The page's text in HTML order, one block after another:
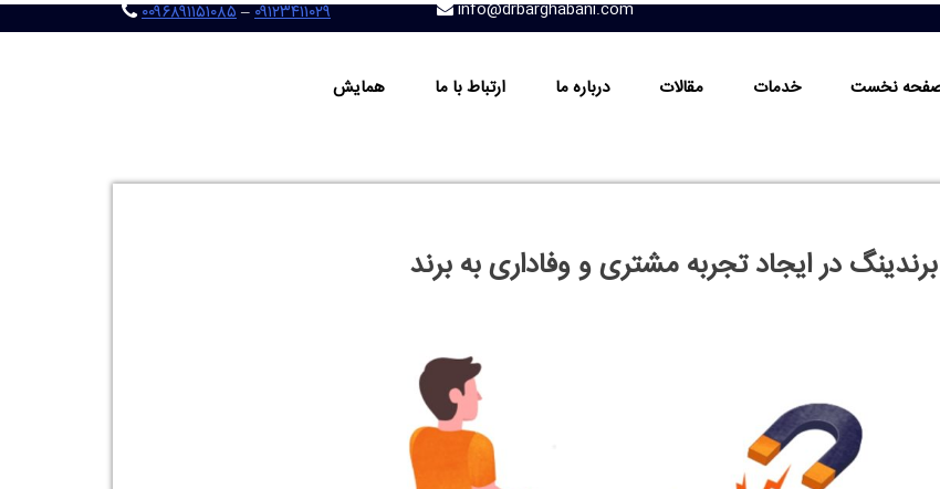
اهمیتی دوچندان پیدا می‌کند. مشاور برندینگ نه‌تنها در طراحی هویت برند نقش دارد، بلکه با بررسی و بهبود
کسب‌وکار، به بررسی جامع نقش مشاور برندینگ در ایجاد تجربه مشتری و وفاداری به برند می‌پردازیم.